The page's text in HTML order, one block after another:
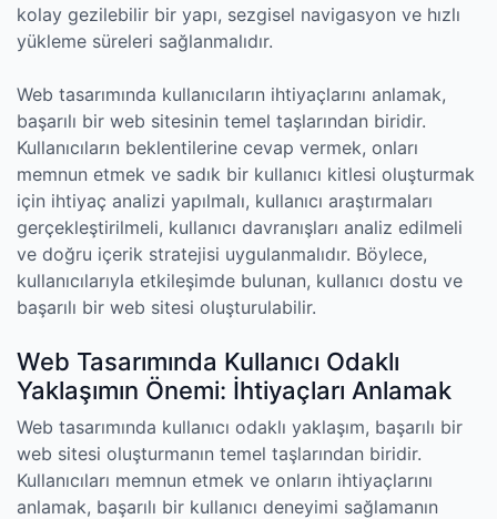
kolay gezilebilir bir yapı, sezgisel navigasyon ve hızlı
yükleme süreleri sağlanmalıdır.
Web tasarımında kullanıcıların ihtiyaçlarını anlamak,
başarılı bir web sitesinin temel taşlarından biridir.
Kullanıcıların beklentilerine cevap vermek, onları
memnun etmek ve sadık bir kullanıcı kitlesi oluşturmak
için ihtiyaç analizi yapılmalı, kullanıcı araştırmaları
gerçekleştirilmeli, kullanıcı davranışları analiz edilmeli
ve doğru içerik stratejisi uygulanmalıdır. Böylece,
kullanıcılarıyla etkileşimde bulunan, kullanıcı dostu ve
başarılı bir web sitesi oluşturulabilir.
Web Tasarımında Kullanıcı Odaklı
Yaklaşımın Önemi: İhtiyaçları Anlamak
Web tasarımında kullanıcı odaklı yaklaşım, başarılı bir
web sitesi oluşturmanın temel taşlarından biridir.
Kullanıcıları memnun etmek ve onların ihtiyaçlarını
anlamak, başarılı bir kullanıcı deneyimi sağlamanın